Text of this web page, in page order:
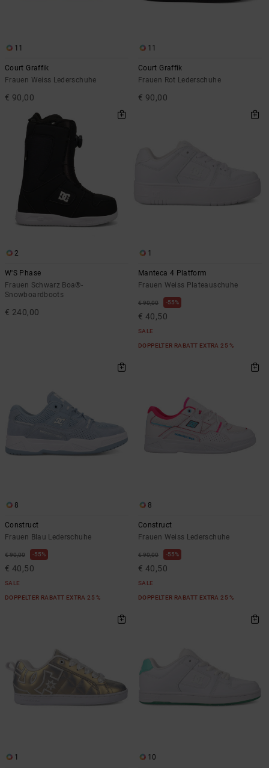
11
Court Graffik
Frauen Weiss Lederschuhe
€ 90,00
11
Court Graffik
Frauen Rot Lederschuhe
€ 90,00
2
W'S Phase
Frauen Schwarz Boa®-
Snowboardboots
€ 240,00
1
Manteca 4 Platform
Frauen Weiss Plateauschuhe
€ 90,00 55%
€ 40,50
SALE
DOPPELTER RABATT EXTRA 25 %
8
Construct
Frauen Blau Lederschuhe
€ 90,00 55%
€ 40,50
SALE
DOPPELTER RABATT EXTRA 25 %
8
Construct
Frauen Weiss Lederschuhe
€ 90,00 55%
€ 40,50
SALE
DOPPELTER RABATT EXTRA 25 %
1 10